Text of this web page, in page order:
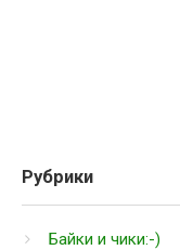
Рубрики
Байки и чики:-)